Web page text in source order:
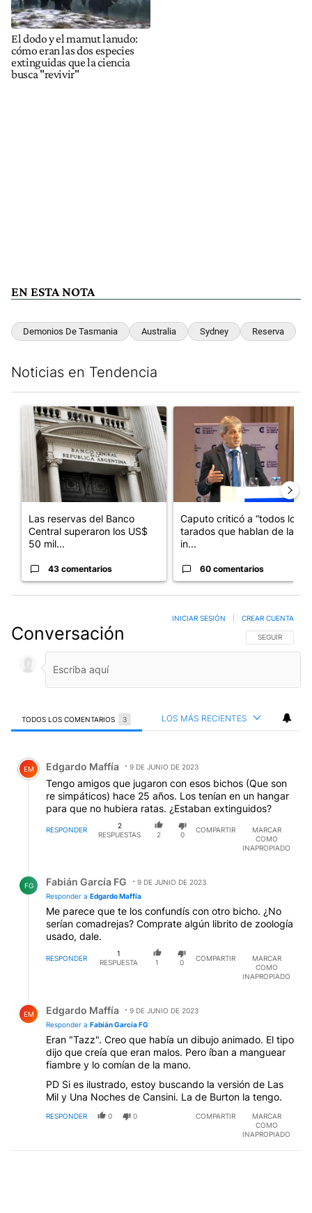
El dodo y el mamut lanudo:
cómo eran las dos especies
extinguidas que la ciencia
busca "revivir"
EN ESTA NOTA
Demonios De Tasmania Australia Sydney Reserva
Noticias en Tendencia
Un artículo de tendencia con el título "Las reservas del Banco
Las reservas del Banco
Central superaron los US$
50 mil...
43 comentarios
Caputo criticó a “todos los
tarados que hablan de la
in...
60 comentarios
Conversación SIGA ESTA
SEGUIR
INICIAR SESIÓN CREAR CUENTA
TODOS LOS COMENTARIOS 3 LOS MÁS RECIENTES
Comentario de Edgardo Maffía.
EM Edgardo Maffía 9 DE JUNIO DE 2023
Tengo amigos que jugaron con esos bichos (Que son
re simpáticos) hace 25 años. Los tenían en un hangar
para que no hubiera ratas. ¿Estaban extinguidos?
RESPONDER
2
RESPUESTAS
2 0
COMPARTIR
MARCAR
COMO
INAPROPIADO
FG Fabián García FG
9 DE JUNIO DE 2023
Responder a Edgardo Maffía
Me parece que te los confundís con otro bicho. ¿No
serían comadrejas? Comprate algún librito de zoología
usado, dale.
RESPONDER
1
RESPUESTA
1 0
COMPARTIR
MARCAR
COMO
INAPROPIADO
EM Edgardo Maffía
9 DE JUNIO DE 2023
Responder a Fabián García FG
Eran "Tazz". Creo que había un dibujo animado. El tipo
dijo que creía que eran malos. Pero íban a manguear
fiambre y lo comían de la mano.
PD Si es ilustrado, estoy buscando la versión de Las
Mil y Una Noches de Cansini. La de Burton la tengo.
RESPONDER 0 0 COMPARTIR
MARCAR
COMO
INAPROPIADO